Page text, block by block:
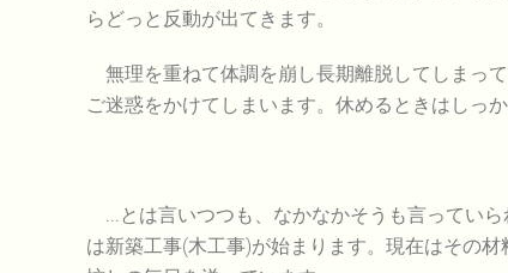
らどっと反動が出てきます。
無理を重ねて体調を崩し長期離脱してしまっ
ご迷惑をかけてしまいます。休めるときはしっ
...とは言いつつも、なかなかそうも言ってい
は新築工事(木工事)が始まります。現在はその